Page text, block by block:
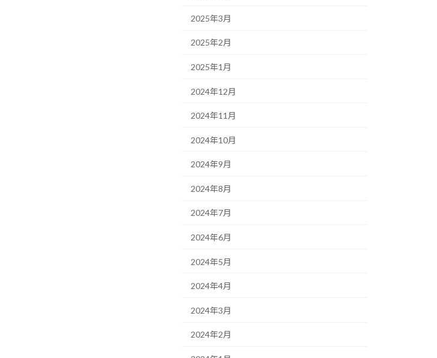
2025年3月
2025年2月
2025年1月
2024年12月
2024年11月
2024年10月
2024年9月
2024年8月
2024年7月
2024年6月
2024年5月
2024年4月
2024年3月
2024年2月